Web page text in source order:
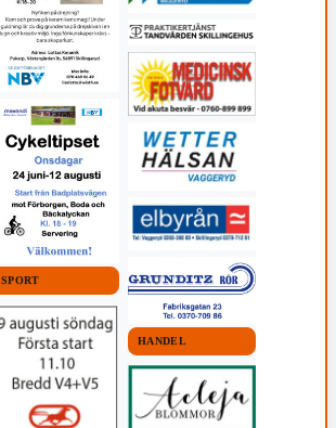
SPORT
HANDEL